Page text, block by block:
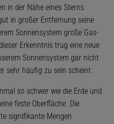
in der Nähe eines Sterns
in großer Entfernung seine
Sonnensystem große Gas-
Erkenntnis trug eine neue
Sonnensystem gar nicht
sehr häufig zu sein scheint.
so schwer wie die Erde und
feste Oberfläche. Die
signifikante Mengen